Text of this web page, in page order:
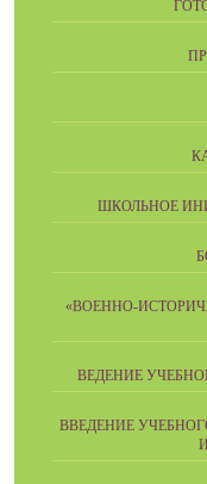
ШКОЛЬНОЕ
«ВОЕННО-
ВЕДЕНИЕ
ВВЕДЕНИЕ